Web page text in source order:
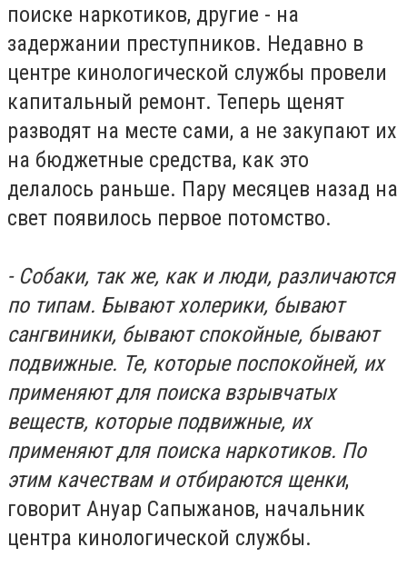
поиске наркотиков, другие - на
задержании преступников. Недавно в
центре кинологической службы провели
капитальный ремонт. Теперь щенят
разводят на месте сами, а не закупают их
на бюджетные средства, как это
делалось раньше. Пару месяцев назад на
свет появилось первое потомство.
- Собаки, так же, как и люди, различаются
по типам. Бывают холерики, бывают
сангвиники, бывают спокойные, бывают
подвижные. Те, которые поспокойней, их
применяют для поиска взрывчатых
веществ, которые подвижные, их
применяют для поиска наркотиков. По
этим качествам и отбираются щенки,
говорит Ануар Сапыжанов, начальник
центра кинологической службы.